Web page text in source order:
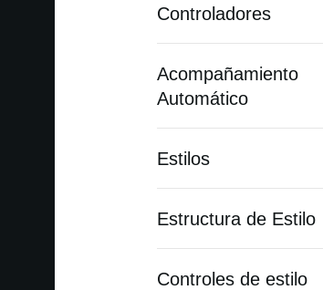
Controladores
Acompañamiento
Automático
Estilos
Estructura de Estilo
Controles de estilo